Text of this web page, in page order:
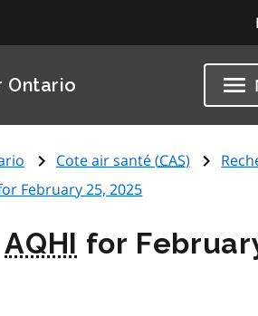
Ontario
Cote air santé (CAS)
February 25, 2025
AQHI for